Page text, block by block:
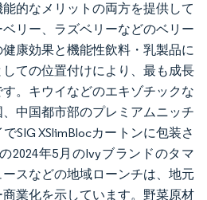
的なメリットの両方を提供して
リー、ラズベリーなどのベリー
康効果と機能性飲料・乳製品に
ての位置付けにより、最も成長
。キウイなどのエキゾチックな
中国都市部のプレミアムニッチ
SIG XSlimBlocカートンに包装さ
2024年5月のIvyブランドのタマ
スなどの地域ローンチは、地元
業化を示しています。野菜原材